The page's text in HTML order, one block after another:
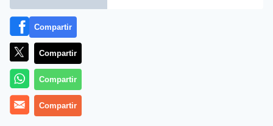
Hoy, martes 1 de abril de 2025, las Fuerzas de Defensa
Compartir
Compartir
Compartir
Compartir